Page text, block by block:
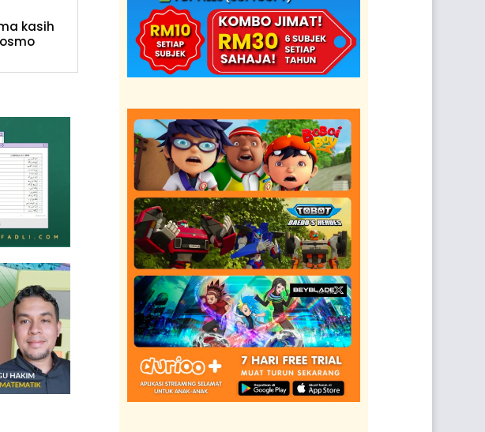
kasih